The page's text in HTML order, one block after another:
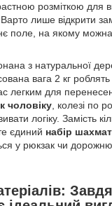
розміткою для
Варто лише відкрити
поле, на якому
з натуральної
вага 2 кг роблять
легким для
чоловіку , колезі по
логіку. Замість
єдиний набір
у рюкзак чи дорожню